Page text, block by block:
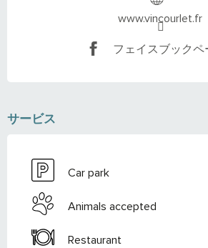
www.vincourlet.fr
フェイスブックペ
サービス
Car park
Animals accepted
Restaurant